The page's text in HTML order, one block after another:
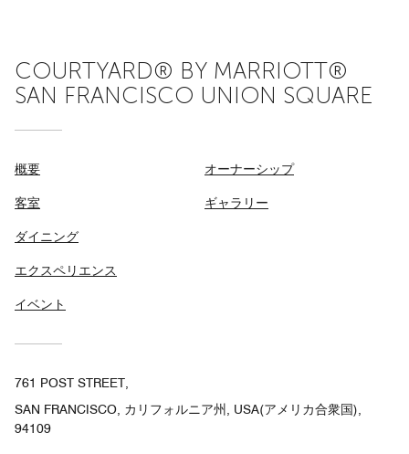
COURTYARD® BY MARRIOTT®
SAN FRANCISCO UNION SQUARE
概要
客室
ダイニング
エクスペリエンス
イベント
オーナーシップ
ギャラリー
761 POST STREET,
SAN FRANCISCO, カリフォルニア州, USA(アメリカ合衆国),
94109